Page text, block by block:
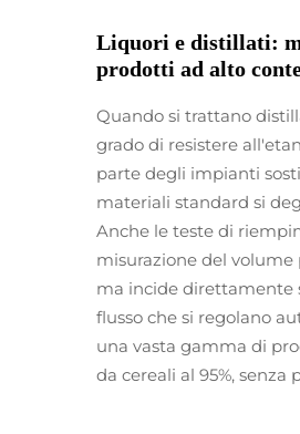
Liquori e distillati:
prodotti ad alto
Quando si trattano
grado di resistere
parte degli impianti
materiali standard si
Anche le teste di
misurazione del volume
ma incide direttamente
flusso che si regolano
una vasta gamma di
da cereali al 95%,